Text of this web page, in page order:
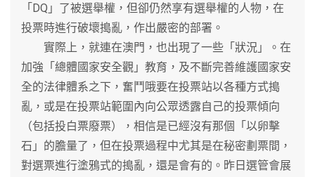
「DQ」了被選舉權，但卻仍然享有選舉權的人物，在
投票時進行破壞搗亂，作出嚴密的部署。
實際上，就連在澳門，也出現了一些「狀況」。在
加強「總體國家安全觀」教育，及不斷完善維護國家安
全的法律體系之下，奮鬥哦要在投票站以各種方式搗
亂，或是在投票站範圍內向公眾透露自己的投票傾向
（包括投白票廢票），相信是已經沒有那個「以卵擊
石」的膽量了，但在投票過程中尤其是在秘密劃票間，
對選票進行塗鴉式的搗亂，還是會有的。昨日選管會展